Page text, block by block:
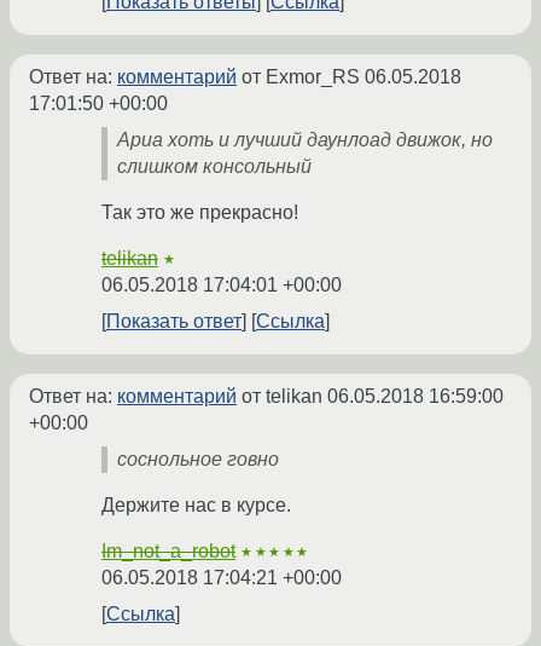
Ответ на: комментарий от Exmor_RS 06.05.2018
17:01:50 +00:00
Ариа хоть и лучший даунлоад движок, но
слишком консольный
Так это же прекрасно!
telikan ★
06.05.2018 17:04:01 +00:00
Показать ответ
Ссылка
Ответ на: комментарий от telikan 06.05.2018 16:59:00
+00:00
соснольное говно
Держите нас в курсе.
Im_not_a_robot ★★★★★
06.05.2018 17:04:21 +00:00
Ссылка